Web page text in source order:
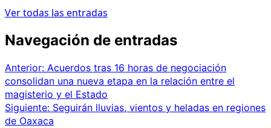
Ver todas las entradas
Navegación de entradas
Anterior: Acuerdos tras 16 horas de negociación
consolidan una nueva etapa en la relación entre el
magisterio y el Estado
Siguiente: Seguirán lluvias, vientos y heladas en regiones
de Oaxaca